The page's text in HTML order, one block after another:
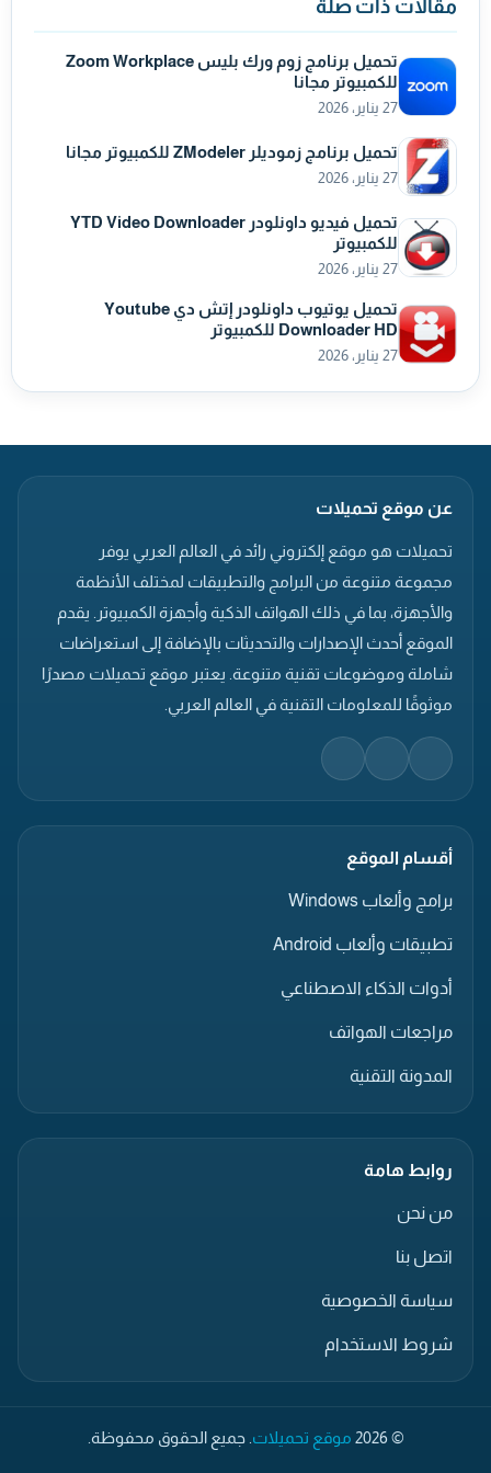
مقالات ذات صلة
تحميل برنامج زوم ورك بليس Zoom Workplace
للكمبيوتر مجانا
27 يناير، 2026
تحميل برنامج زموديلر ZModeler للكمبيوتر مجانا
27 يناير، 2026
تحميل فيديو داونلودر YTD Video Downloader
للكمبيوتر
27 يناير، 2026
تحميل يوتيوب داونلودر إتش دي Youtube
Downloader HD للكمبيوتر
27 يناير، 2026
عن موقع تحميلات
تحميلات هو موقع إلكتروني رائد في العالم العربي يوفر
مجموعة متنوعة من البرامج والتطبيقات لمختلف الأنظمة
والأجهزة، بما في ذلك الهواتف الذكية وأجهزة الكمبيوتر. يقدم
الموقع أحدث الإصدارات والتحديثات بالإضافة إلى استعراضات
شاملة وموضوعات تقنية متنوعة. يعتبر موقع تحميلات مصدرًا
موثوقًا للمعلومات التقنية في العالم العربي.
أقسام الموقع
برامج وألعاب Windows
تطبيقات وألعاب Android
أدوات الذكاء الاصطناعي
مراجعات الهواتف
المدونة التقنية
روابط هامة
من نحن
اتصل بنا
سياسة الخصوصية
شروط الاستخدام
© 2026 موقع تحميلات. جميع الحقوق محفوظة.